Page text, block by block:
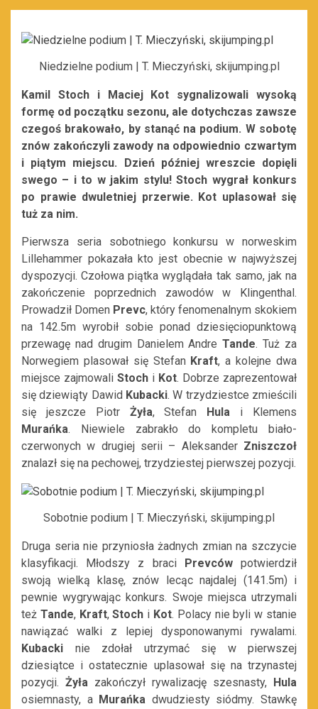
Niedzielne podium | T. Mieczyński, skijumping.pl
Kamil Stoch i Maciej Kot sygnalizowali wysoką
formę od początku sezonu, ale dotychczas zawsze
czegoś brakowało, by stanąć na podium. W sobotę
znów zakończyli zawody na odpowiednio czwartym
i piątym miejscu. Dzień później wreszcie dopięli
swego – i to w jakim stylu! Stoch wygrał konkurs
po prawie dwuletniej przerwie. Kot uplasował się
tuż za nim.
Pierwsza seria sobotniego konkursu w norweskim
Lillehammer pokazała kto jest obecnie w najwyższej
dyspozycji. Czołowa piątka wyglądała tak samo, jak na
zakończenie poprzednich zawodów w Klingenthal.
Prowadził Domen Prevc, który fenomenalnym skokiem
na 142.5m wyrobił sobie ponad dziesięciopunktową
przewagę nad drugim Danielem Andre Tande. Tuż za
Norwegiem plasował się Stefan Kraft, a kolejne dwa
miejsce zajmowali Stoch i Kot. Dobrze zaprezentował
się dziewiąty Dawid Kubacki. W trzydziestce zmieścili
się jeszcze Piotr Żyła, Stefan Hula i Klemens
Murańka. Niewiele zabrakło do kompletu biało-
czerwonych w drugiej serii – Aleksander Zniszczoł
znalazł się na pechowej, trzydziestej pierwszej pozycji.
Sobotnie podium | T. Mieczyński, skijumping.pl
Druga seria nie przyniosła żadnych zmian na szczycie
klasyfikacji. Młodszy z braci
Prevcówpotwierdził
swoją wielką klasę, znów lecąc najdalej (141.5m) i
pewnie wygrywając konkurs. Swoje miejsca utrzymali
też Tande, Kraft,Stoch i Kot. Polacy nie byli w stanie
nawiązać walki z lepiej dysponowanymi rywalami.
Kubacki nie zdołał utrzymać się w pierwszej
dziesiątce i ostatecznie uplasował się na trzynastej
pozycji. Żyła zakończył rywalizację szesnasty,
Hula
osiemnasty, a Murańka dwudziesty siódmy. Stawkę